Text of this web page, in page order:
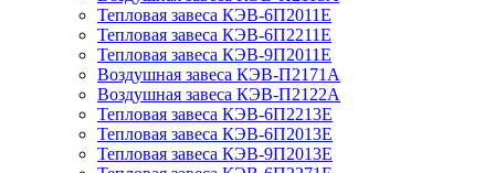
Тепловая завеса КЭВ-6П2011E
Тепловая завеса КЭВ-6П2211E
Тепловая завеса КЭВ-9П2011E
Воздушная завеса КЭВ-П2171A
Воздушная завеса КЭВ-П2122А
Тепловая завеса КЭВ-6П2213Е
Тепловая завеса КЭВ-6П2013E
Тепловая завеса КЭВ-9П2013E